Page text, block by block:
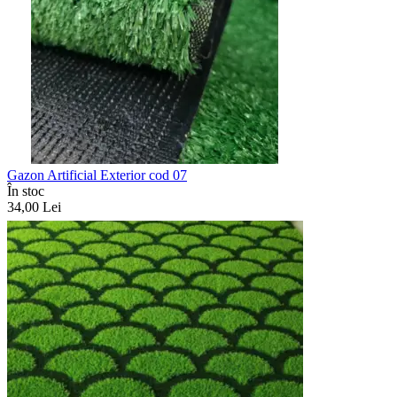
Gazon Artificial Exterior cod 07
În stoc
34,00 Lei